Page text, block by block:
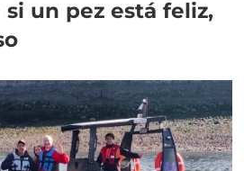
un pez está feliz,